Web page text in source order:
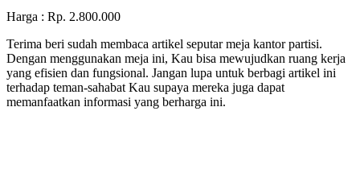
Harga : Rp. 2.800.000
Terima beri sudah membaca artikel seputar meja kantor partisi.
Dengan menggunakan meja ini, Kau bisa mewujudkan ruang kerja
yang efisien dan fungsional. Jangan lupa untuk berbagi artikel ini
terhadap teman-sahabat Kau supaya mereka juga dapat
memanfaatkan informasi yang berharga ini.